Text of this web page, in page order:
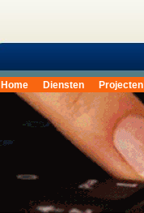
Home Diensten Projecten